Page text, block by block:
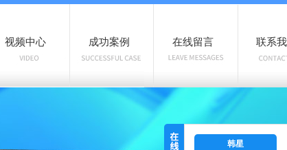
视频中心 成功案例 在线留言 联系
韩星